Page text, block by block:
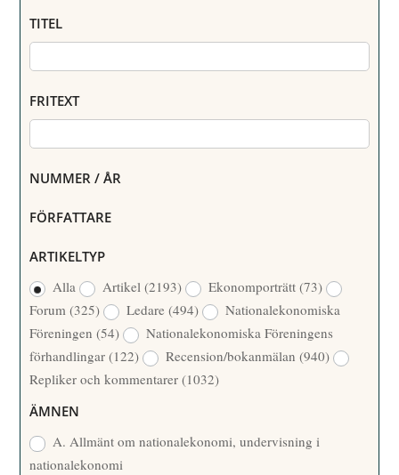
TITEL
FRITEXT
NUMMER / ÅR
FÖRFATTARE
ARTIKELTYP
Alla
Artikel(2193) Ekonomporträtt(73)
Forum(325) Ledare(494)
Nationalekonomiska
Föreningen(54)
Nationalekonomiska Föreningens
förhandlingar(122) Recension/bokanmälan(940)
Repliker och kommentarer(1032)
ÄMNEN
A. Allmänt om nationalekonomi, undervisning i
nationalekonomi